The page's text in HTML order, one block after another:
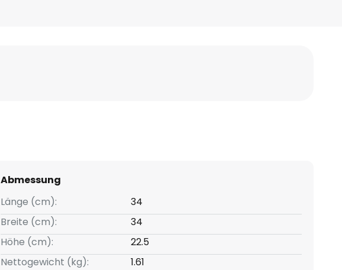
Abmessung
Länge (cm):
34
Breite (cm):
34
Höhe (cm):
22.5
Nettogewicht (kg):
1.61